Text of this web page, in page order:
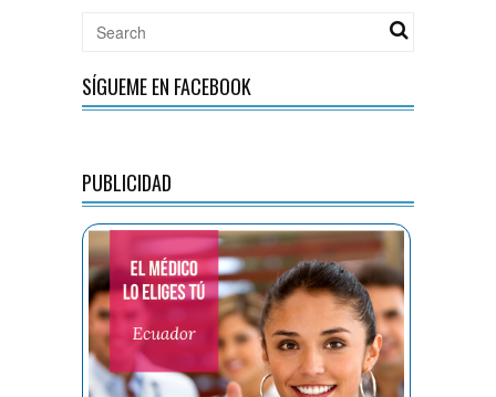
SÍGUEME EN FACEBOOK
PUBLICIDAD